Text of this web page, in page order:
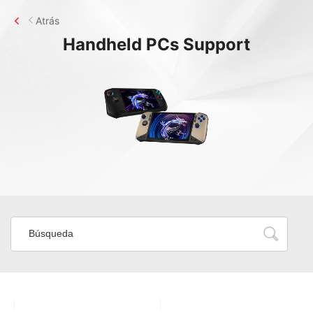
Handheld PCs Support
Atrás